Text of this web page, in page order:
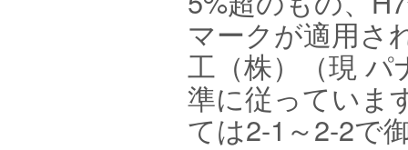
マークが適用さ
工（株）（現
準に従っていま
ては2-1～2-2で